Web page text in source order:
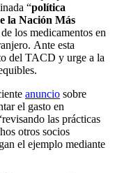
“política
la Nación Más
los medicamentos en
Ante esta
del TACD y urge a la
anuncio sobre
el gasto en
las prácticas
otros socios
el ejemplo mediante